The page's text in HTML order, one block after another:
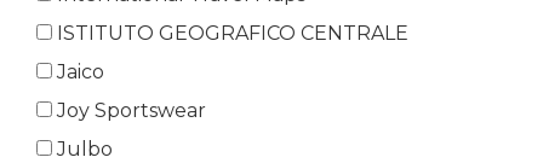
ISTITUTO GEOGRAFICO CENTRALE
Jaico
Joy Sportswear
Julbo